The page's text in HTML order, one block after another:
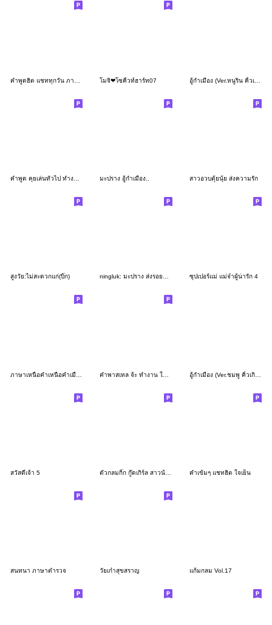
โมจิ❤โซคิ้วท์ฮาร์ท07 อู้กำเมือง (Ver.หนูริน คิ้วเกิร์ล)
มะปราง อู้กำเมือง.. สาวอวบตุ้ยนุ้ย ส่งความรัก
สูงวัย:ไม่สะดวกแก่(บิ๊ก) ningluk: มะปราง ส่งรอยยิ้ม ส่งพลังบวก ซุปเปอร์แม่ แม่จ๋าผู้น่ารัก 4
อู้กำเมือง (Ver.ชมพู คิ้วเกิร์ล)
สวัสดีเจ้า 5 คำเข้มๆ แชทฮิต ใจเย็น
สนทนา ภาษาตำรวจ วัยเก๋าสุขสราญ แก้มกลม Vol.17